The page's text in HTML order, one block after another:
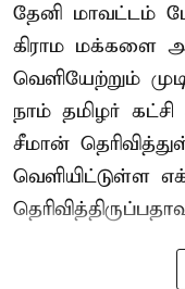
தேனி மாவட்டம்
கிராம மக்களை
வெளியேற்றும்
நாம் தமிழர்
சீமான்
வெளியிட்டுள்ள